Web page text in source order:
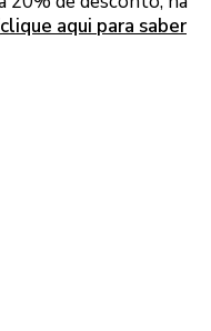
clique aqui para saber